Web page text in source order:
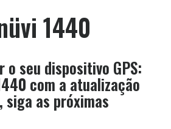
1440
o seu dispositivo GPS:
com a atualização
as próximas